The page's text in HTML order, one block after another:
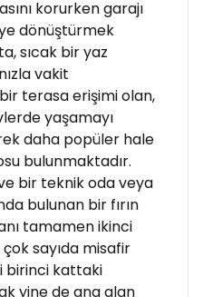
korurken garajı
dönüştürmek
sıcak bir yaz
vakit
terasa erişimi olan,
yaşamayı
daha popüler hale
bulunmaktadır.
bir teknik oda veya
bulunan bir fırın
tamamen ikinci
sayıda misafir
birinci kattaki
yine de ana alan